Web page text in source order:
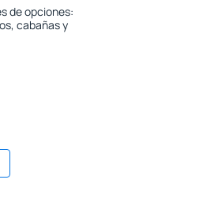
de opciones:
cabañas y